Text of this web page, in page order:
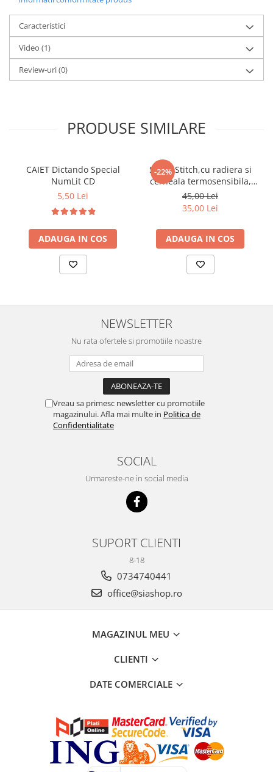
Caracteristici
Video (1)
Review-uri(0)
PRODUSE SIMILARE
CAIET Dictando Special
NumLit CD
5,50 Lei
ADAUGA IN COS
-22%
Stilou Stitch,cu radiera si
cerneala termosensibila,
pastel
45,00 Lei
35,00 Lei
ADAUGA IN COS
NEWSLETTER
Nu rata ofertele si promotiile noastre
Vreau sa primesc newsletter cu promotiile
magazinului. Afla mai multe in Politica de
Confidentialitate
SOCIAL
Urmareste-ne in social media
SUPORT CLIENTI
8-18
0734740441
office@siashop.ro
MAGAZINUL MEU
CLIENTI
DATE COMERCIALE